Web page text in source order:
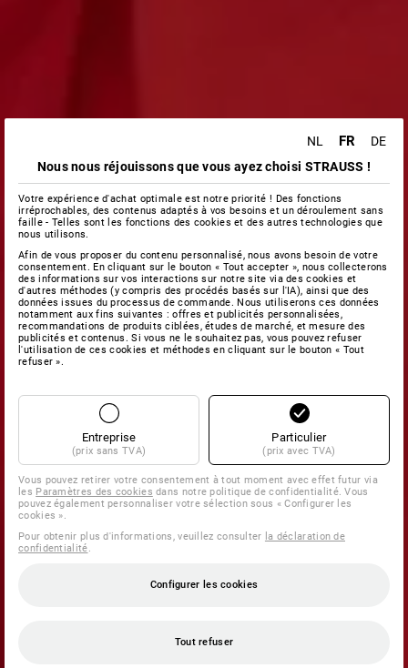
NL FR
DE
Nous nous réjouissons que vous ayez choisi STRAUSS !
Votre expérience d'achat optimale est notre priorité ! Des fonctions
irréprochables, des contenus adaptés à vos besoins et un déroulement sans
faille - Telles sont les fonctions des cookies et des autres technologies que
nous utilisons.
Afin de vous proposer du contenu personnalisé, nous avons besoin de votre
consentement. En cliquant sur le bouton « Tout accepter », nous collecterons
des informations sur vos interactions sur notre site via des cookies et
d'autres méthodes (y compris des procédés basés sur l'IA), ainsi que des
données issues du processus de commande. Nous utiliserons ces données
notamment aux fins suivantes : offres et publicités personnalisées,
recommandations de produits ciblées, études de marché, et mesure des
publicités et contenus. Si vous ne le souhaitez pas, vous pouvez refuser
l'utilisation de ces cookies et méthodes en cliquant sur le bouton « Tout
refuser ».
Entreprise
(prix sans TVA)
Particulier
(prix avec TVA)
Vous pouvez retirer votre consentement à tout moment avec effet futur via
les Paramètres des cookies dans notre politique de confidentialité. Vous
pouvez également personnaliser votre sélection sous « Configurer les
cookies ».
Pour obtenir plus d'informations, veuillez consulter la déclaration de
confidentialité.
Configurer les cookies
Tout refuser